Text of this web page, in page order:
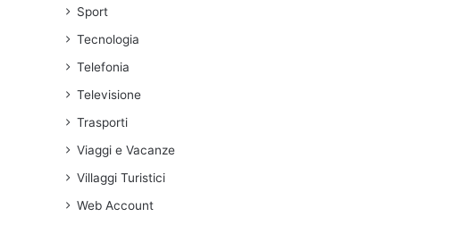
Sport
Tecnologia
Telefonia
Televisione
Trasporti
Viaggi e Vacanze
Villaggi Turistici
Web Account